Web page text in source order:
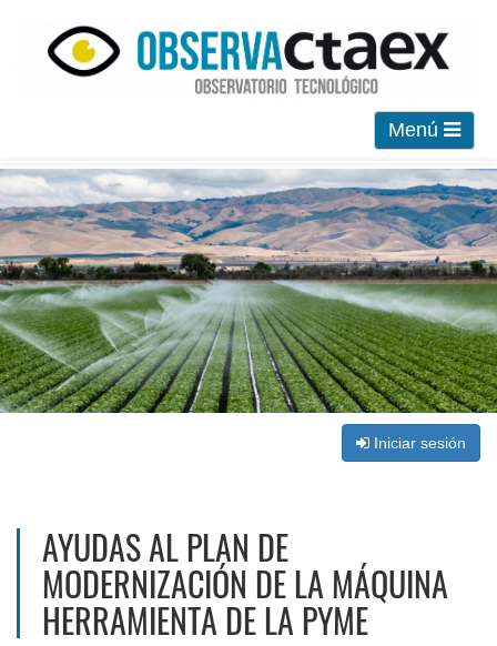
Menú
Iniciar sesión
AYUDAS AL PLAN DE
MODERNIZACIÓN DE LA MÁQUINA
HERRAMIENTA DE LA PYME